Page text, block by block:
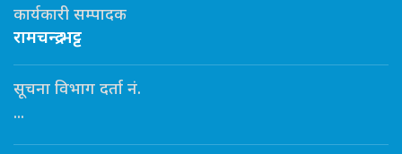
कार्यकारी सम्पादक
रामचन्द्र भट्ट
सूचना विभाग दर्ता नं.
...